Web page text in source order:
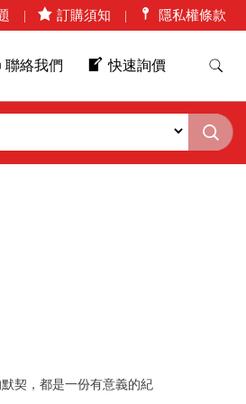
訂購須知 隱私權條款
聯絡我們 快速詢價
契，都是一份有意義的紀